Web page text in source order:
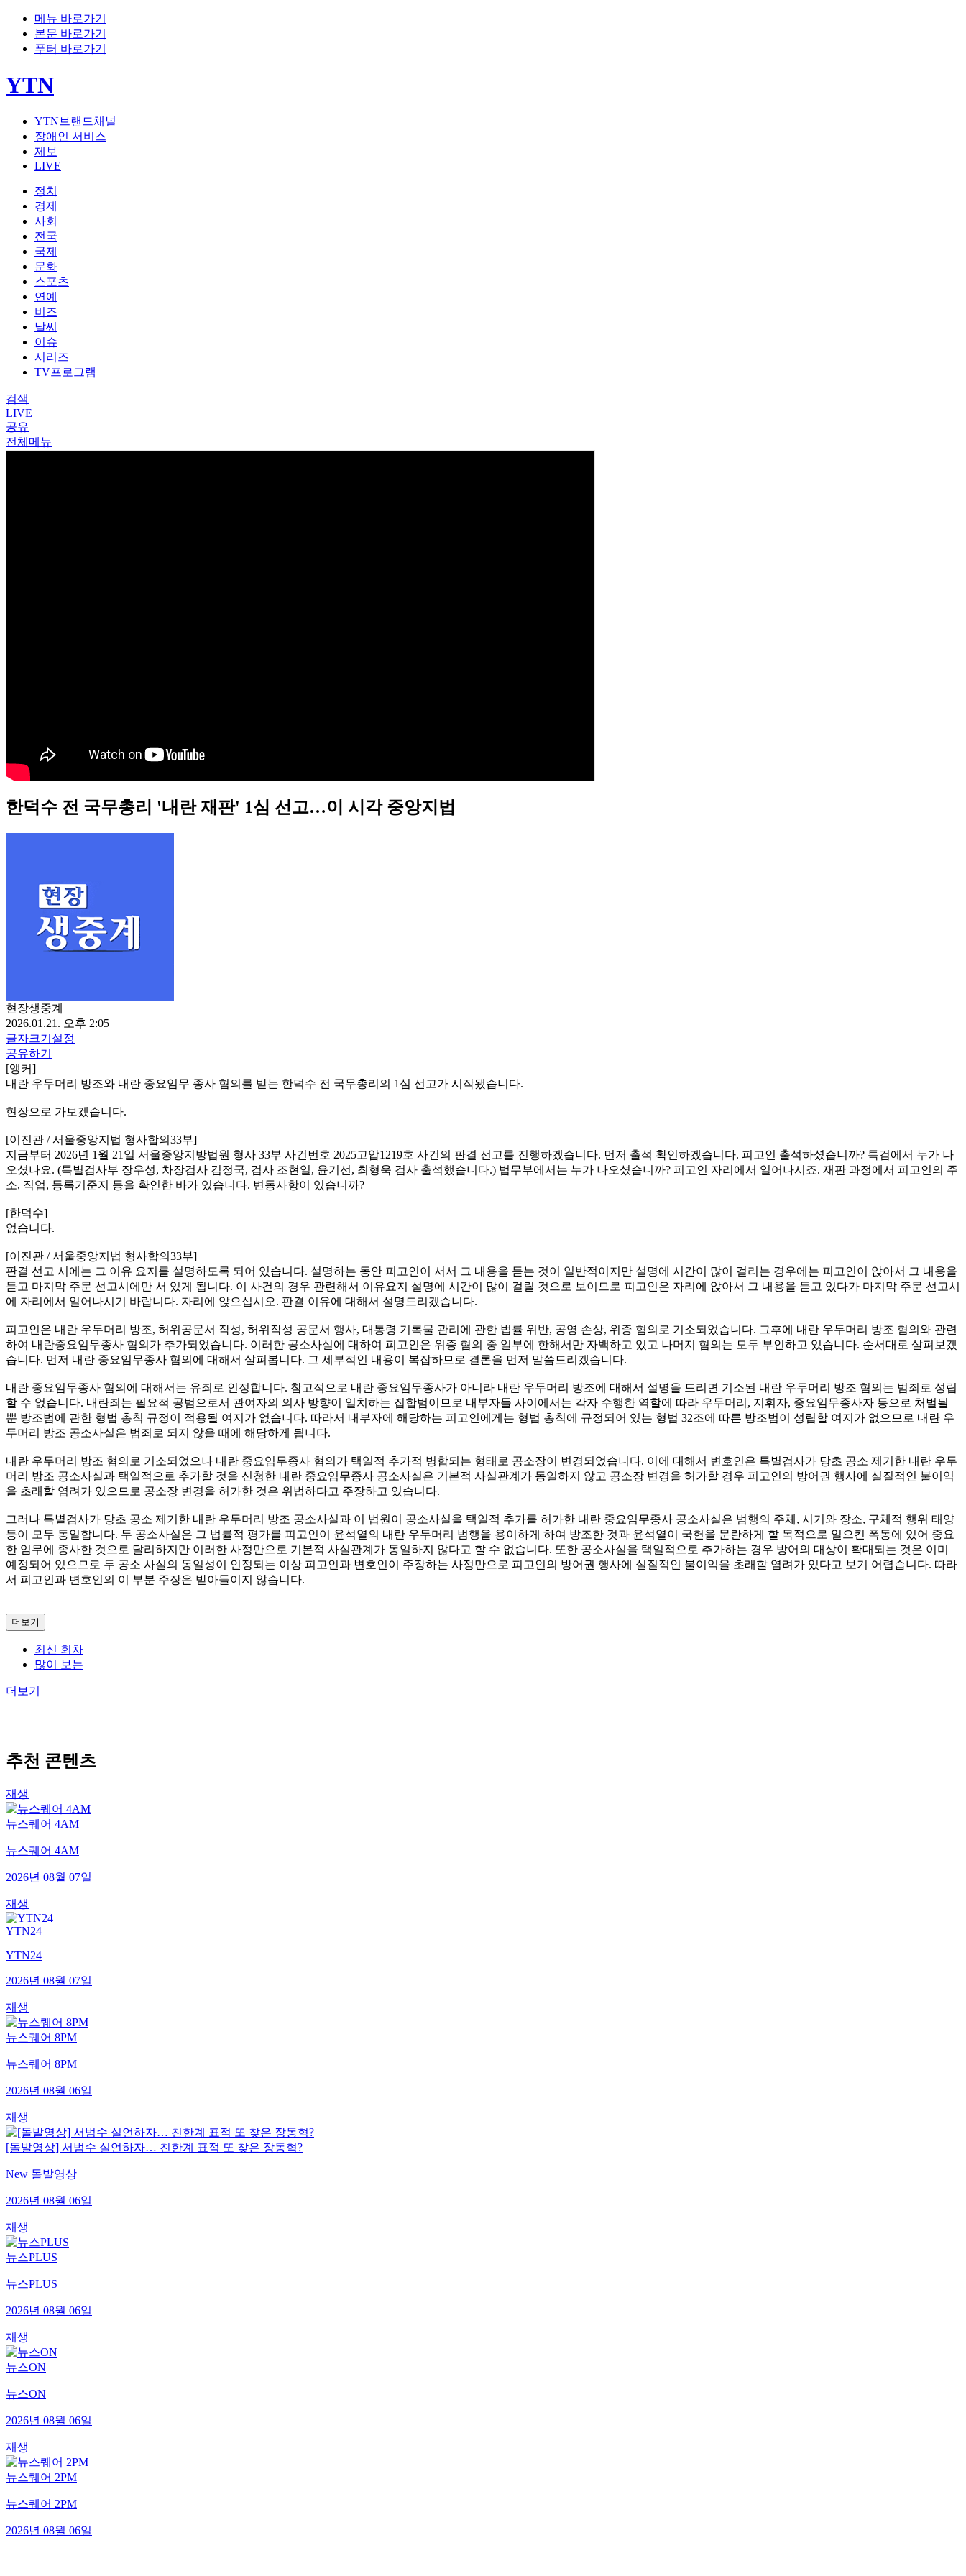
메뉴 바로가기
본문 바로가기
푸터 바로가기
YTN
YTN브랜드채널
장애인 서비스
제보
LIVE
정치
경제
사회
전국
국제
문화
스포츠
연예
비즈
날씨
이슈
시리즈
TV프로그램
검색
LIVE
공유
전체메뉴
한덕수 전 국무총리 '내란 재판' 1심 선고…이 시각 중앙지법
현장생중계
2026.01.21. 오후 2:05
글자크기설정
공유하기
[앵커]
내란 우두머리 방조와 내란 중요임무 종사 혐의를 받는 한덕수 전 국무총리의 1심 선고가 시작됐습니다.
현장으로 가보겠습니다.
[이진관 / 서울중앙지법 형사합의33부]
지금부터 2026년 1월 21일 서울중앙지방법원 형사 33부 사건번호 2025고압1219호 사건의 판결 선고를 진행하겠습니다. 먼저 출석 확인하겠습니다. 피고인 출석하셨습니까? 특검에서 누가 나
오셨나요. (특별검사부 장우성, 차장검사 김정국, 검사 조현일, 윤기선, 최형욱 검사 출석했습니다.) 법무부에서는 누가 나오셨습니까? 피고인 자리에서 일어나시죠. 재판 과정에서 피고인의 주
소, 직업, 등록기준지 등을 확인한 바가 있습니다. 변동사항이 있습니까?
[한덕수]
없습니다.
[이진관 / 서울중앙지법 형사합의33부]
판결 선고 시에는 그 이유 요지를 설명하도록 되어 있습니다. 설명하는 동안 피고인이 서서 그 내용을 듣는 것이 일반적이지만 설명에 시간이 많이 걸리는 경우에는 피고인이 앉아서 그 내용을
듣고 마지막 주문 선고시에만 서 있게 됩니다. 이 사건의 경우 관련해서 이유요지 설명에 시간이 많이 걸릴 것으로 보이므로 피고인은 자리에 앉아서 그 내용을 듣고 있다가 마지막 주문 선고시
에 자리에서 일어나시기 바랍니다. 자리에 앉으십시오. 판결 이유에 대해서 설명드리겠습니다.
피고인은 내란 우두머리 방조, 허위공문서 작성, 허위작성 공문서 행사, 대통령 기록물 관리에 관한 법률 위반, 공영 손상, 위증 혐의로 기소되었습니다. 그후에 내란 우두머리 방조 혐의와 관련
하여 내란중요임무종사 혐의가 추가되었습니다. 이러한 공소사실에 대하여 피고인은 위증 혐의 중 일부에 한해서만 자백하고 있고 나머지 혐의는 모두 부인하고 있습니다. 순서대로 살펴보겠
습니다. 먼저 내란 중요임무종사 혐의에 대해서 살펴봅니다. 그 세부적인 내용이 복잡하므로 결론을 먼저 말씀드리겠습니다.
내란 중요임무종사 혐의에 대해서는 유죄로 인정합니다. 참고적으로 내란 중요임무종사가 아니라 내란 우두머리 방조에 대해서 설명을 드리면 기소된 내란 우두머리 방조 혐의는 범죄로 성립
할 수 없습니다. 내란죄는 필요적 공범으로서 관여자의 의사 방향이 일치하는 집합범이므로 내부자들 사이에서는 각자 수행한 역할에 따라 우두머리, 지휘자, 중요임무종사자 등으로 처벌될
뿐 방조범에 관한 형법 총칙 규정이 적용될 여지가 없습니다. 따라서 내부자에 해당하는 피고인에게는 형법 총칙에 규정되어 있는 형법 32조에 따른 방조범이 성립할 여지가 없으므로 내란 우
두머리 방조 공소사실은 범죄로 되지 않을 때에 해당하게 됩니다.
내란 우두머리 방조 혐의로 기소되었으나 내란 중요임무종사 혐의가 택일적 추가적 병합되는 형태로 공소장이 변경되었습니다. 이에 대해서 변호인은 특별검사가 당초 공소 제기한 내란 우두
머리 방조 공소사실과 택일적으로 추가할 것을 신청한 내란 중요임무종사 공소사실은 기본적 사실관계가 동일하지 않고 공소장 변경을 허가할 경우 피고인의 방어권 행사에 실질적인 불이익
을 초래할 염려가 있으므로 공소장 변경을 허가한 것은 위법하다고 주장하고 있습니다.
그러나 특별검사가 당초 공소 제기한 내란 우두머리 방조 공소사실과 이 법원이 공소사실을 택일적 추가를 허가한 내란 중요임무종사 공소사실은 범행의 주체, 시기와 장소, 구체적 행위 태양
등이 모두 동일합니다. 두 공소사실은 그 법률적 평가를 피고인이 윤석열의 내란 우두머리 범행을 용이하게 하여 방조한 것과 윤석열이 국헌을 문란하게 할 목적으로 일으킨 폭동에 있어 중요
한 임무에 종사한 것으로 달리하지만 이러한 사정만으로 기본적 사실관계가 동일하지 않다고 할 수 없습니다. 또한 공소사실을 택일적으로 추가하는 경우 방어의 대상이 확대되는 것은 이미
예정되어 있으므로 두 공소 사실의 동일성이 인정되는 이상 피고인과 변호인이 주장하는 사정만으로 피고인의 방어권 행사에 실질적인 불이익을 초래할 염려가 있다고 보기 어렵습니다. 따라
서 피고인과 변호인의 이 부분 주장은 받아들이지 않습니다.
더보기
최신 회차
많이 보는
더보기
추천 콘텐츠
재생
뉴스퀘어 4AM
뉴스퀘어 4AM
2026년 08월 07일
재생
YTN24
YTN24
2026년 08월 07일
재생
뉴스퀘어 8PM
뉴스퀘어 8PM
2026년 08월 06일
재생
[돌발영상] 서범수 실언하자… 친한계 표적 또 찾은 장동혁?
New 돌발영상
2026년 08월 06일
재생
뉴스PLUS
뉴스PLUS
2026년 08월 06일
재생
뉴스ON
뉴스ON
2026년 08월 06일
재생
뉴스퀘어 2PM
뉴스퀘어 2PM
2026년 08월 06일